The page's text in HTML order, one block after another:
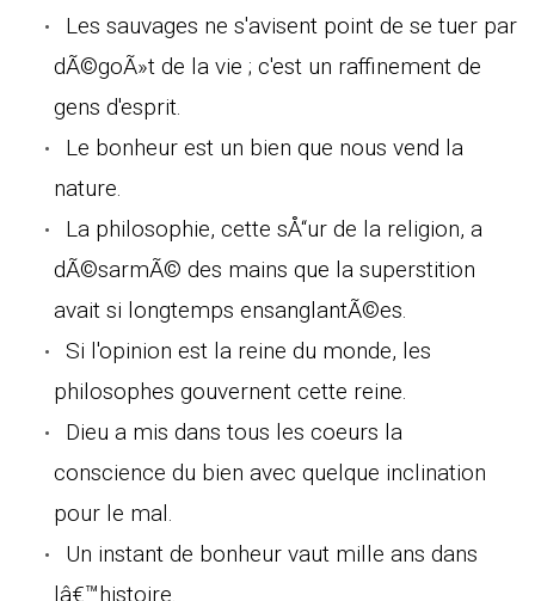
Les sauvages ne s'avisent point de se tuer par
dÃ©goÃ»t de la vie ; c'est un raffinement de
gens d'esprit.
Le bonheur est un bien que nous vend la
nature.
La philosophie, cette sÅ“ur de la religion, a
dÃ©sarmÃ© des mains que la superstition
avait si longtemps ensanglantÃ©es.
Si l'opinion est la reine du monde, les
philosophes gouvernent cette reine.
Dieu a mis dans tous les coeurs la
conscience du bien avec quelque inclination
pour le mal.
Un instant de bonheur vaut mille ans dans
lâ€™histoire.